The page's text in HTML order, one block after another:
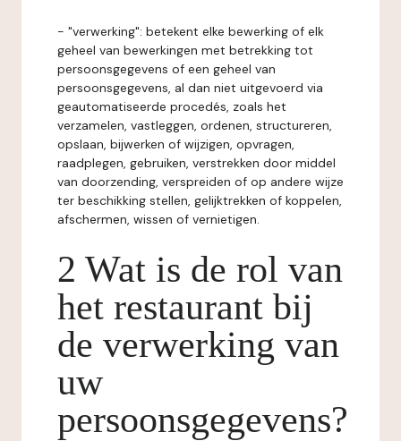
- "verwerking": betekent elke bewerking of elk
geheel van bewerkingen met betrekking tot
persoonsgegevens of een geheel van
persoonsgegevens, al dan niet uitgevoerd via
geautomatiseerde procedés, zoals het
verzamelen, vastleggen, ordenen, structureren,
opslaan, bijwerken of wijzigen, opvragen,
raadplegen, gebruiken, verstrekken door middel
van doorzending, verspreiden of op andere wijze
ter beschikking stellen, gelijktrekken of koppelen,
afschermen, wissen of vernietigen.
2 Wat is de rol van
het restaurant bij
de verwerking van
uw
persoonsgegevens?